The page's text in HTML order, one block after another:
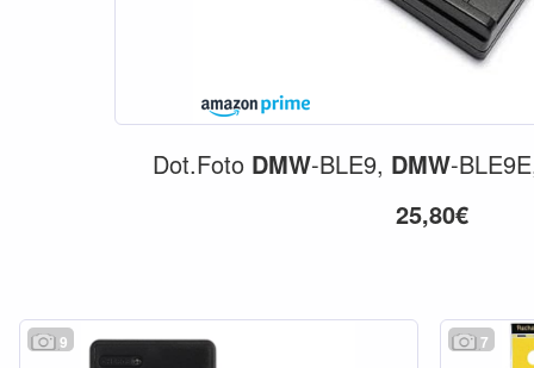
Dot.Foto DMW-BLE9, DMW-
25,80€
9 7